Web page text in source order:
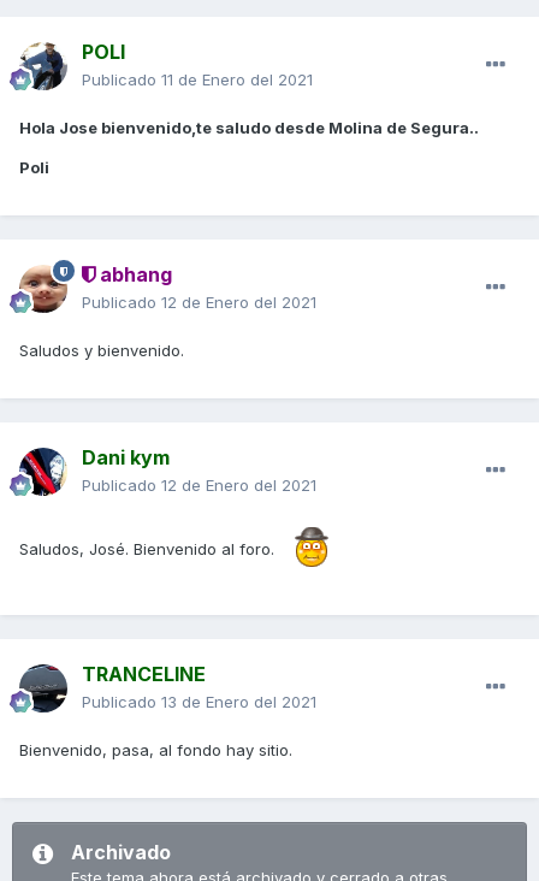
POLI
Publicado 11 de Enero del 2021
Hola Jose bienvenido,te saludo desde Molina de Segura..
Poli
abhang
Publicado 12 de Enero del 2021
Saludos y bienvenido.
Dani kym
Publicado 12 de Enero del 2021
Saludos, José. Bienvenido al foro.
TRANCELINE
Publicado 13 de Enero del 2021
Bienvenido, pasa, al fondo hay sitio.
Archivado